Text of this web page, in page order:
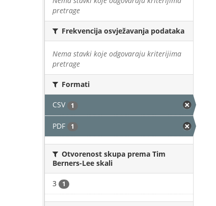
pretrage
Frekvencija osvježavanja podataka
Nema stavki koje odgovaraju kriterijima
pretrage
Formati
CSV 1
PDF 1
Otvorenost skupa prema Tim
Berners-Lee skali
3 1